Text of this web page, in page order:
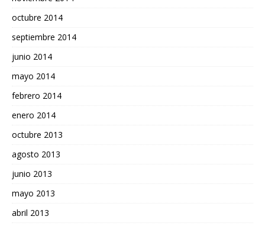
octubre 2014
septiembre 2014
junio 2014
mayo 2014
febrero 2014
enero 2014
octubre 2013
agosto 2013
junio 2013
mayo 2013
abril 2013